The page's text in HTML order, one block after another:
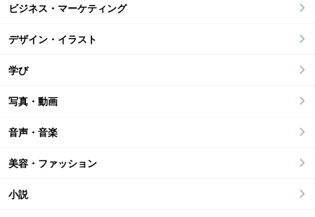
ビジネス・マーケティング
デザイン・イラスト
学び
写真・動画
音声・音楽
美容・ファッション
小説